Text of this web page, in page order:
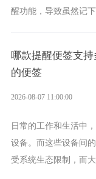
醒功能，导致虽然记
哪款提醒便签支
的便签
2026-08-07 11:00:00
日常的工作和生活中
设备。而这些设备间
受系统生态限制，而